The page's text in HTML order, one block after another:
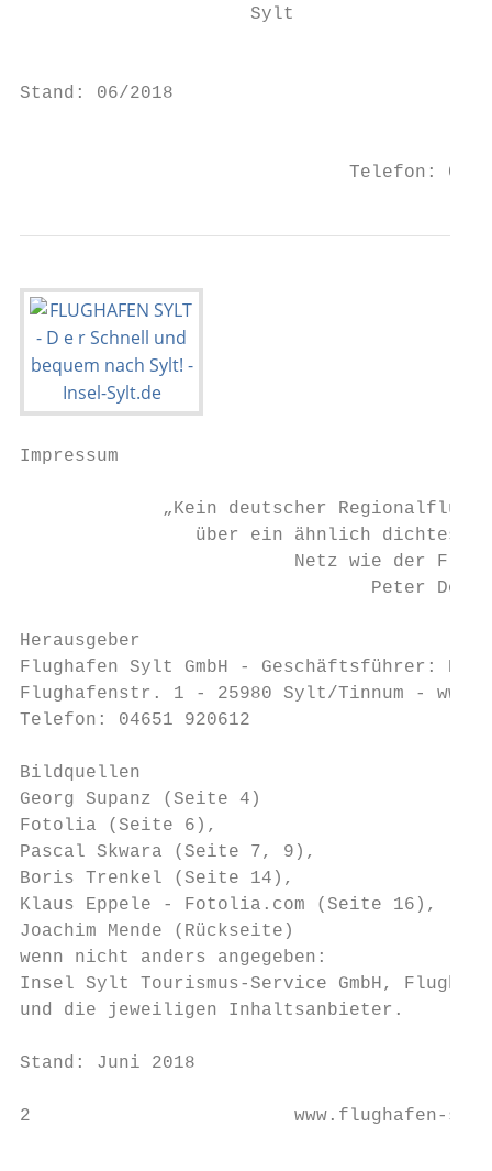
                     Sylt
Stand: 06/2018
Telefon:
Impressum
„Kein deutscher
über ein ähnlich dichtes
Netz wie der
Peter
Herausgeber
Flughafen Sylt GmbH - Geschäftsführer:
Flughafenstr. 1 - 25980 Sylt/Tinnum -
Telefon: 04651 920612
Bildquellen
Georg Supanz (Seite 4)
Fotolia (Seite 6),
Pascal Skwara (Seite 7, 9),
Boris Trenkel (Seite 14),
Klaus Eppele - Fotolia.com (Seite 16),
Joachim Mende (Rückseite)
wenn nicht anders angegeben:
Insel Sylt Tourismus-Service GmbH,
und die jeweiligen Inhaltsanbieter.
Stand: Juni 2018
2                        www.flughafen-